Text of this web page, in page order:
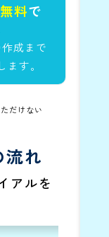
料で
成まで
す。
だけない
れ
アルを